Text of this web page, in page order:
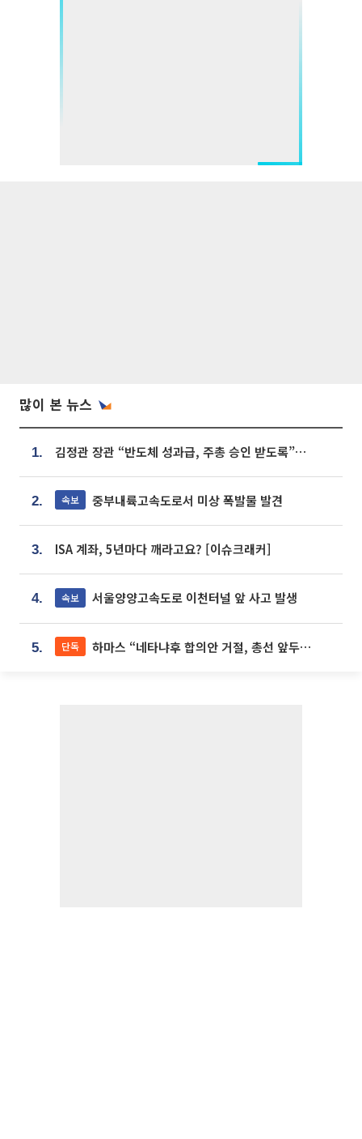
많이 본 뉴스
1. 김정관 장관 “반도체 성과급, 주총 승인 받도록”…상법·자본시장법 개정 시사
2. 속보 중부내륙고속도로서 미상 폭발물 발견
3. ISA 계좌, 5년마다 깨라고요? [이슈크래커]
4. 속보 서울양양고속도로 이천터널 앞 사고 발생
5. 단독 하마스 “네타냐후 합의안 거절, 총선 앞두고 시간 끌기”